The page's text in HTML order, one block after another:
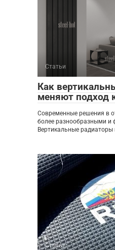
Статьи
Как
меняют подход
Современные решения в
более разнообразными и
Вертикальные
Статьи